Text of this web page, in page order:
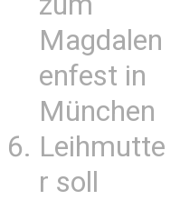
Magdalen
enfest in
München
Leihmutte
r soll